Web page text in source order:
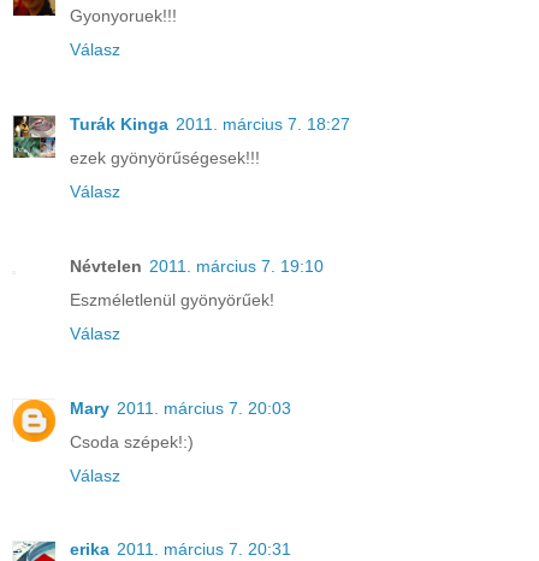
Gyonyoruek!!!
Válasz
Turák Kinga 2011. március 7. 18:27
ezek gyönyörűségesek!!!
Válasz
Névtelen 2011. március 7. 19:10
Eszméletlenül gyönyörűek!
Válasz
Mary 2011. március 7. 20:03
Csoda szépek!:)
Válasz
erika 2011. március 7. 20:31